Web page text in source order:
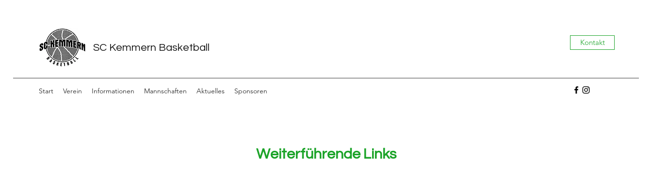
SC Kemmern Basketball Kontakt
Start Verein Informationen Mannschaften Aktuelles Sponsoren
Weiterführende Links